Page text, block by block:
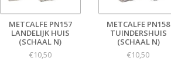
METCALFE PN157
LANDELIJK HUIS
(SCHAAL N)
€10,50
METCALFE PN158
TUINDERSHUIS
(SCHAAL N)
€10,50